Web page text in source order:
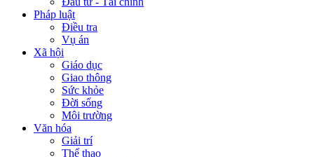
Pháp luật
Điều tra
Vụ án
Xã hội
Giáo dục
Giao thông
Sức khỏe
Đời sống
Môi trường
Văn hóa
Giải trí
Thể thao